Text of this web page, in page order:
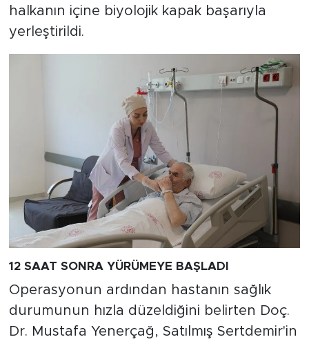
halkanın içine biyolojik kapak başarıyla
yerleştirildi.
12 SAAT SONRA YÜRÜMEYE BAŞLADI
Operasyonun ardından hastanın sağlık
durumunun hızla düzeldiğini belirten Doç.
Dr. Mustafa Yenerçağ, Satılmış Sertdemir'in